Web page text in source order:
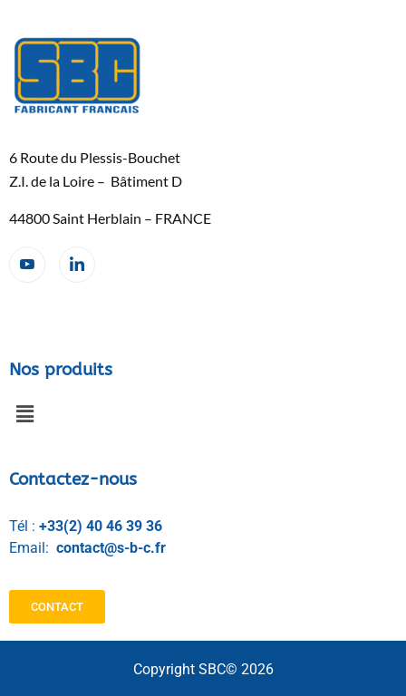
6 Route du Plessis-Bouchet
Z.I. de la Loire – Bâtiment D
44800 Saint Herblain – FRANCE
Nos produits
Contactez-nous
Tél : +33(2) 40 46 39 36
Email: contact@s-b-c.fr
CONTACT
Copyright SBC© 2026